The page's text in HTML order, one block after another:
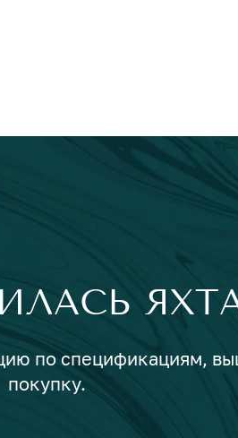
по спецификациям,
покупку.